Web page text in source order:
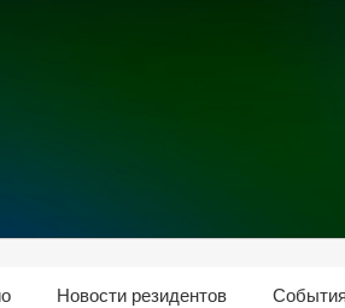
Новости резидентов